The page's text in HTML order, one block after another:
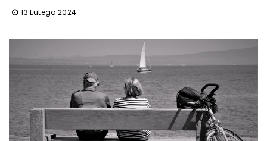
13 Lutego 2024